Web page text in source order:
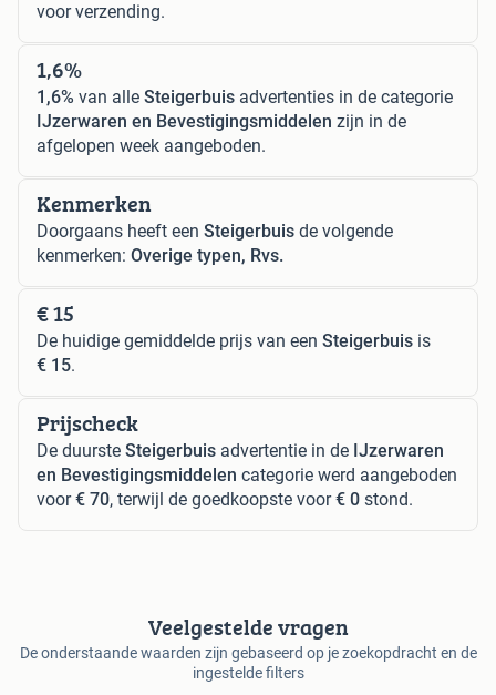
voor verzending.
1,6%
1,6% van alle Steigerbuis advertenties in de categorie
IJzerwaren en Bevestigingsmiddelen zijn in de
afgelopen week aangeboden.
Kenmerken
Doorgaans heeft een Steigerbuis de volgende
kenmerken: Overige typen, Rvs.
€ 15
De huidige gemiddelde prijs van een Steigerbuis is
€ 15.
Prijscheck
De duurste Steigerbuis advertentie in de IJzerwaren
en Bevestigingsmiddelen categorie werd aangeboden
voor€ 70, terwijl de goedkoopste voor€ 0 stond.
Veelgestelde vragen
De onderstaande waarden zijn gebaseerd op je zoekopdracht en de
ingestelde filters